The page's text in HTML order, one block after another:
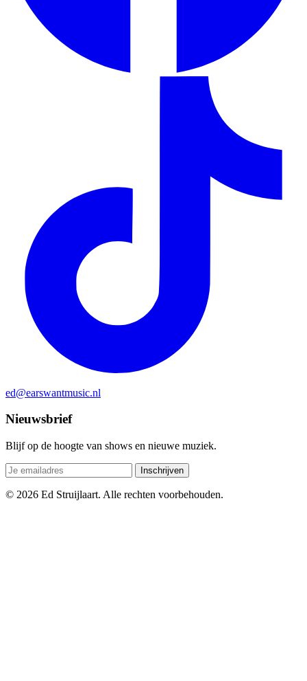
ed@earswantmusic.nl
Nieuwsbrief
Blijf op de hoogte van shows en nieuwe muziek.
Inschrijven
© 2026 Ed Struijlaart. Alle rechten voorbehouden.